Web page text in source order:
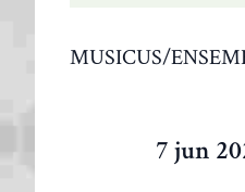
MUSICUS/
7 jun